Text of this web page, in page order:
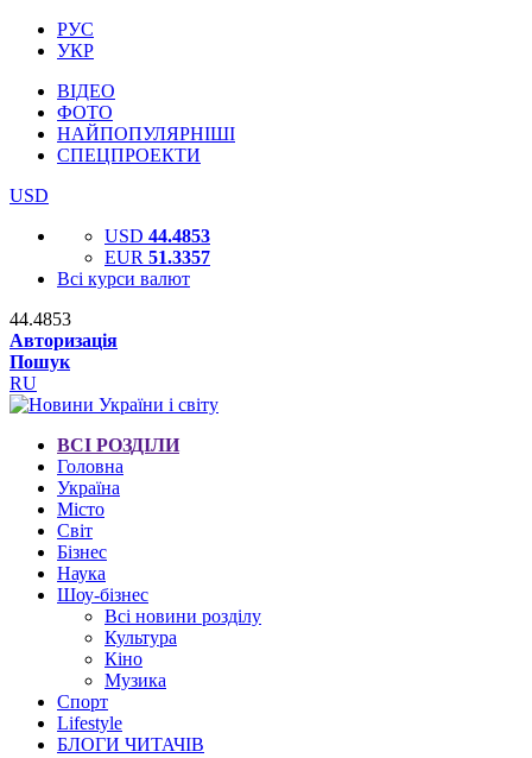
РУС
УКР
ВІДЕО
ФОТО
НАЙПОПУЛЯРНІШІ
СПЕЦПРОЕКТИ
USD
USD 44.4853
EUR 51.3357
Всі курси валют
44.4853
Авторизація
Пошук
RU
ВСІ РОЗДІЛИ
Головна
Україна
Місто
Світ
Бізнес
Наука
Шоу-бізнес
Всі новини розділу
Культура
Кіно
Музика
Спорт
Lifestyle
БЛОГИ ЧИТАЧІВ